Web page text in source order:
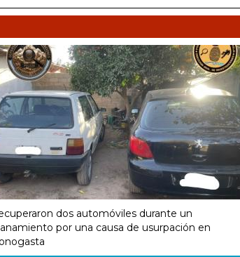
dos automóviles durante un
por una causa de usurpación en